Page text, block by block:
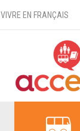
VIVRE EN FRANÇAIS